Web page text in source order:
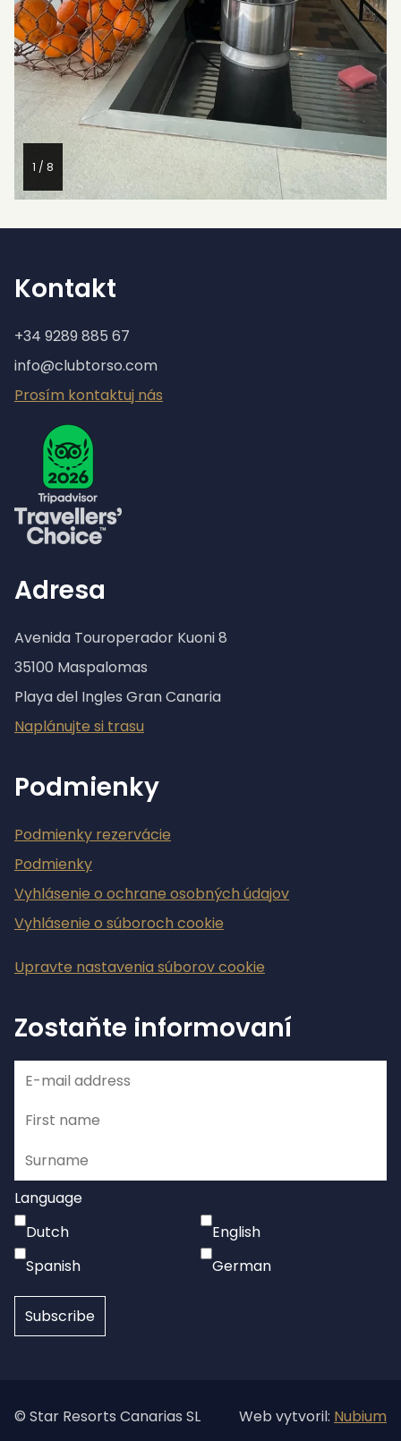
1 / 8
Kontakt
+34 9289 885 67
info@clubtorso.com
Prosím kontaktuj nás
Adresa
Avenida Touroperador Kuoni 8
35100 Maspalomas
Playa del Ingles Gran Canaria
Naplánujte si trasu
Podmienky
Podmienky rezervácie
Podmienky
Vyhlásenie o ochrane osobných údajov
Vyhlásenie o súboroch cookie
Upravte nastavenia súborov cookie
Zostaňte informovaní
Language
Dutch
English
Spanish
German
© Star Resorts Canarias SL Web vytvoril: Nubium